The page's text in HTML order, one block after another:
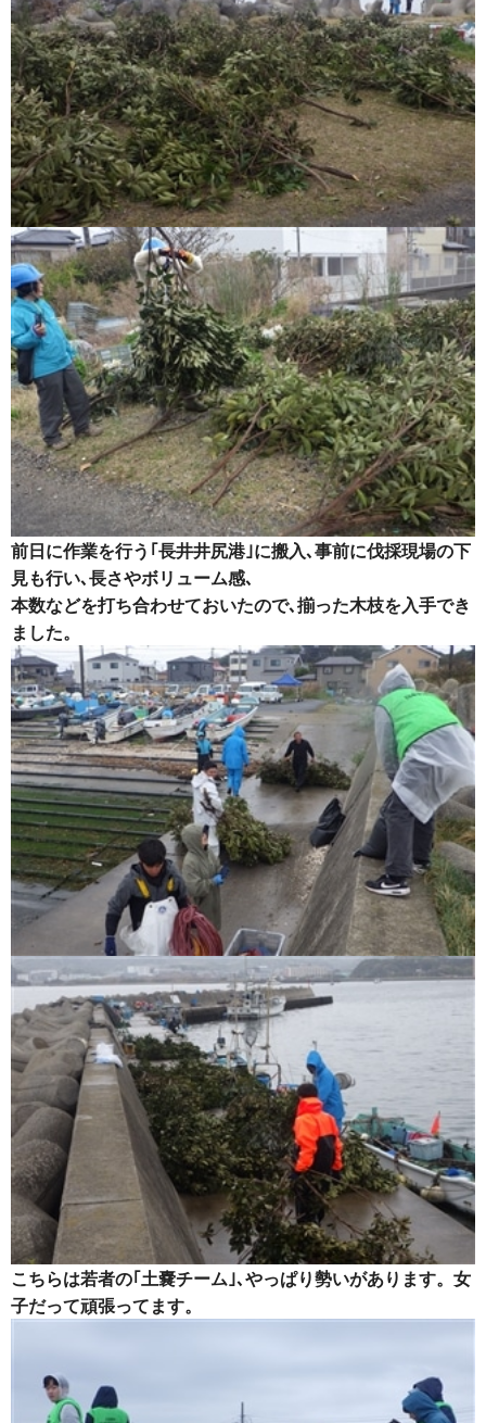
前日に作業を行う｢長井井尻港｣に搬入､事前に伐採現場の下
見も行い､長さやボリューム感､
本数などを打ち合わせておいたので､揃った木枝を入手でき
ました。
こちらは若者の｢土嚢チーム｣､やっぱり勢いがあります。女
子だって頑張ってます。